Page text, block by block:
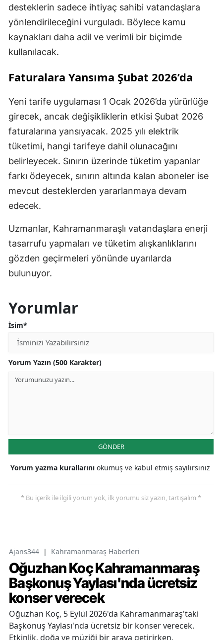
desteklerin sadece ihtiyaç sahibi vatandaşlara
yönlendirileceğini vurguladı. Böylece kamu
kaynakları daha adil ve verimli bir biçimde
kullanılacak.
Faturalara Yansıma Şubat 2026’da
Yeni tarife uygulaması 1 Ocak 2026’da yürürlüğe
girecek, ancak değişikliklerin etkisi Şubat 2026
faturalarına yansıyacak. 2025 yılı elektrik
tüketimi, hangi tarifeye dahil olunacağını
belirleyecek. Sınırın üzerinde tüketim yapanlar
farkı ödeyecek, sınırın altında kalan aboneler ise
mevcut desteklerden yararlanmaya devam
edecek.
Uzmanlar, Kahramanmaraşlı vatandaşlara enerji
tasarrufu yapmaları ve tüketim alışkanlıklarını
gözden geçirmeleri yönünde uyarılarda
bulunuyor.
Yorumlar
İsim*
Yorum Yazın (500 Karakter)
GÖNDER
Yorum yazma kurallarını okumuş ve kabul etmiş sayılırsınız
* Bu içerik ile ilgili yorum yok, ilk yorumu siz yazın, tartışalım *
Ajans344 | Kahramanmaraş Haberleri
Oğuzhan Koç Kahramanmaraş
Başkonuş Yaylası'nda ücretsiz
konser verecek
Oğuzhan Koç, 5 Eylül 2026'da Kahramanmaraş'taki
Başkonuş Yaylası'nda ücretsiz bir konser verecek.
Etkinlik, doğa ve müziği bir araya getirirken,